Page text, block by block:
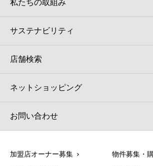
私たちの取組み
サステナビリティ
店舗検索
ネットショッピング
お問い合わせ
加盟店オーナー募集 物件募集・